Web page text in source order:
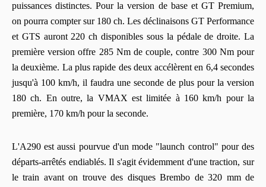
puissances distinctes. Pour la version de base et GT Premium,
on pourra compter sur 180 ch. Les déclinaisons GT Performance
et GTS auront 220 ch disponibles sous la pédale de droite. La
première version offre 285 Nm de couple, contre 300 Nm pour
la deuxième. La plus rapide des deux accélèrent en 6,4 secondes
jusqu'à 100 km/h, il faudra une seconde de plus pour la version
180 ch. En outre, la VMAX est limitée à 160 km/h pour la
première, 170 km/h pour la seconde.
L'A290 est aussi pourvue d'un mode "launch control" pour des
départs-arrêtés endiablés. Il s'agit évidemment d'une traction, sur
le train avant on trouve des disques Brembo de 320 mm de